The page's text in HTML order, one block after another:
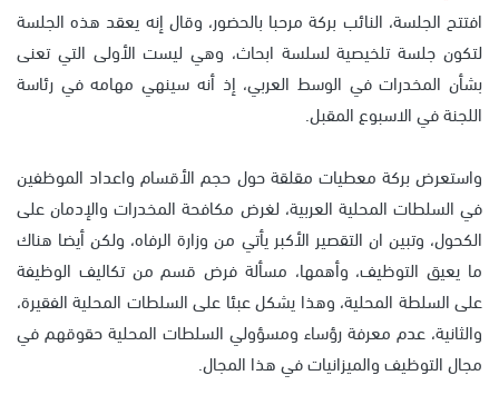
افتتح الجلسة، النائب بركة مرحبا بالحضور، وقال إنه يعقد هذه الجلسة
لتكون جلسة تلخيصية لسلسة ابحاث، وهي ليست الأولى التي تعنى
بشأن المخدرات في الوسط العربي، إذ أنه سينهي مهامه في رئاسة
اللجنة في الاسبوع المقبل.
واستعرض بركة معطيات مقلقة حول حجم الأقسام واعداد الموظفين
في السلطات المحلية العربية، لغرض مكافحة المخدرات والإدمان على
الكحول، وتبين ان التقصير الأكبر يأتي من وزارة الرفاه، ولكن أيضا هناك
ما يعيق التوظيف، وأهمها، مسألة فرض قسم من تكاليف الوظيفة
على السلطة المحلية، وهذا يشكل عبئا على السلطات المحلية الفقيرة،
والثانية، عدم معرفة رؤساء ومسؤولي السلطات المحلية حقوقهم في
مجال التوظيف والميزانيات في هذا المجال.